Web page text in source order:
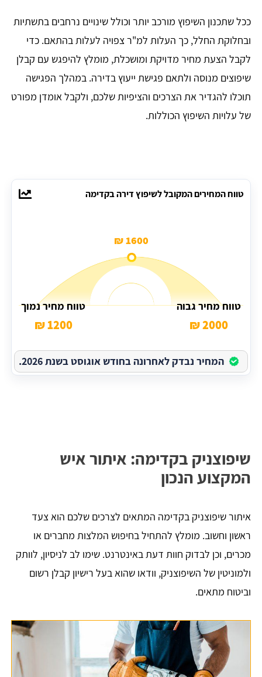
ככל שתכנון השיפוץ מורכב יותר וכולל שינויים נרחבים בתשתיות
ובחלוקת החלל, כך העלות למ"ר צפויה לעלות בהתאם. כדי
לקבל הצעת מחיר מדויקת ומושכלת, מומלץ להיפגש עם קבלן
שיפוצים מנוסה ולתאם פגישת ייעוץ בדירה. במהלך הפגישה
תוכלו להגדיר את הצרכים והציפיות שלכם, ולקבל אומדן מפורט
של עלויות השיפוץ הכוללות.
טווח המחירים המקובל לשיפוץ דירה בקדימה
1600 ₪
טווח מחיר גבוה
2000 ₪
טווח מחיר נמוך
1200 ₪
המחיר נבדק לאחרונה בחודש אוגוסט בשנת 2026.
שיפוצניק בקדימה: איתור איש
המקצוע הנכון
איתור שיפוצניק בקדימה המתאים לצרכים שלכם הוא צעד
ראשון וחשוב. מומלץ להתחיל בחיפוש המלצות מחברים או
מכרים, וכן לבדוק חוות דעת באינטרנט. שימו לב לניסיון, לוותק
ולמוניטין של השיפוצניק, וודאו שהוא בעל רישיון קבלן רשום
וביטוח מתאים.